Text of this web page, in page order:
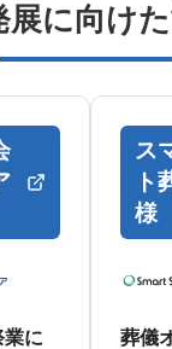
展に向け
業に
ス
ト
様
葬儀